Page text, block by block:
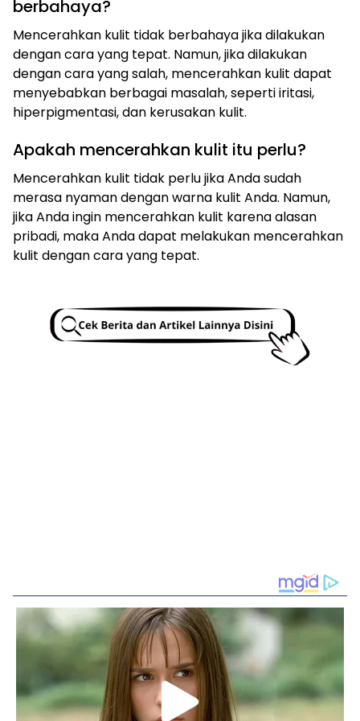
berbahaya?
Mencerahkan kulit tidak berbahaya jika dilakukan
dengan cara yang tepat. Namun, jika dilakukan
dengan cara yang salah, mencerahkan kulit dapat
menyebabkan berbagai masalah, seperti iritasi,
hiperpigmentasi, dan kerusakan kulit.
Apakah mencerahkan kulit itu perlu?
Mencerahkan kulit tidak perlu jika Anda sudah
merasa nyaman dengan warna kulit Anda. Namun,
jika Anda ingin mencerahkan kulit karena alasan
pribadi, maka Anda dapat melakukan mencerahkan
kulit dengan cara yang tepat.